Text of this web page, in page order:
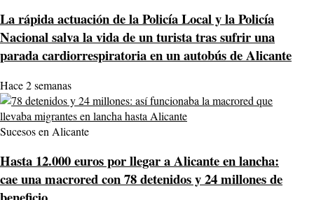
La rápida actuación de la Policía Local y la Policía
Nacional salva la vida de un turista tras sufrir una
parada cardiorrespiratoria en un autobús de Alicante
Hace 2 semanas
Sucesos en Alicante
Hasta 12.000 euros por llegar a Alicante en lancha:
cae una macrored con 78 detenidos y 24 millones de